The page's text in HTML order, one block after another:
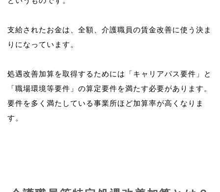
支給されたお金は、全額、介護職員の賃金改善に使う決ま
りになっています。
処遇改善加算を取得するためには「キャリアパス要件」と
「職場環境等要件」の算定要件を満たす必要があります。
要件を多く満たしている事業所ほど加算率が高くなりま
す。